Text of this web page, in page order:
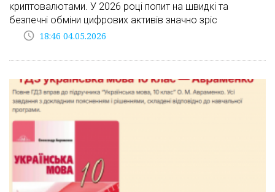
криптовалютами. У 2026 році попит на швидкі та
безпечні обміни цифрових активів значно зріс
access_time 18:46 04.05.2026